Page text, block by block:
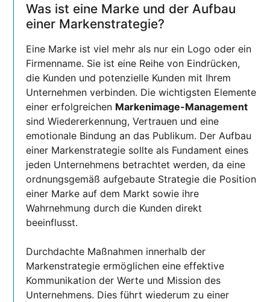
Was ist eine Marke und der Aufbau
einer Markenstrategie?
Eine Marke ist viel mehr als nur ein Logo oder ein
Firmenname. Sie ist eine Reihe von Eindrücken,
die Kunden und potenzielle Kunden mit Ihrem
Unternehmen verbinden. Die wichtigsten Elemente
einer erfolgreichen Markenimage-Management
sind Wiedererkennung, Vertrauen und eine
emotionale Bindung an das Publikum. Der Aufbau
einer Markenstrategie sollte als Fundament eines
jeden Unternehmens betrachtet werden, da eine
ordnungsgemäß aufgebaute Strategie die Position
einer Marke auf dem Markt sowie ihre
Wahrnehmung durch die Kunden direkt
beeinflusst.
Durchdachte Maßnahmen innerhalb der
Markenstrategie ermöglichen eine effektive
Kommunikation der Werte und Mission des
Unternehmens. Dies führt wiederum zu einer